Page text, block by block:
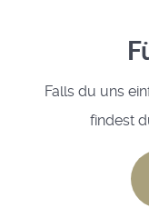
Falls du uns
findest